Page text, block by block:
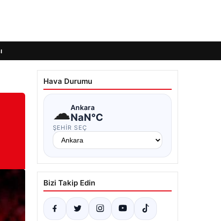
Hava Durumu
☁Ankara
NaN°C
ŞEHIR SEÇ
Bizi Takip Edin